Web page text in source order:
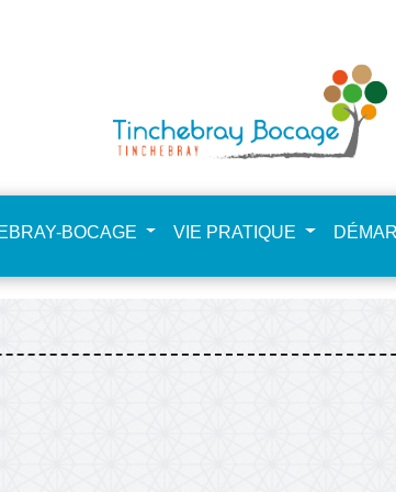
BOCAGE VIE PRATIQUE